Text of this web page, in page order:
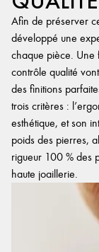
Afin de préserver
développé une
chaque pièce. Une
contrôle qualité
des finitions
trois critères :
esthétique, et son
poids des pierres,
rigueur 100 % des
haute joaillerie.